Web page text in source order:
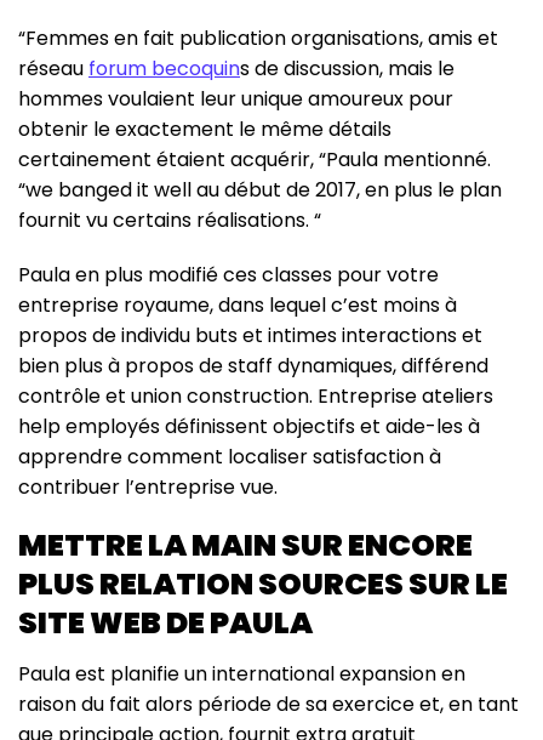
“Femmes en fait publication organisations, amis et
réseau forum becoquins de discussion, mais le
hommes voulaient leur unique amoureux pour
obtenir le exactement le même détails
certainement étaient acquérir, “Paula mentionné.
“we banged it well au début de 2017, en plus le plan
fournit vu certains réalisations. “
Paula en plus modifié ces classes pour votre
entreprise royaume, dans lequel c’est moins à
propos de individu buts et intimes interactions et
bien plus à propos de staff dynamiques, différend
contrôle et union construction. Entreprise ateliers
help employés définissent objectifs et aide-les à
apprendre comment localiser satisfaction à
contribuer l’entreprise vue.
METTRE LA MAIN SUR ENCORE
PLUS RELATION SOURCES SUR LE
SITE WEB DE PAULA
Paula est planifie un international expansion en
raison du fait alors période de sa exercice et, en tant